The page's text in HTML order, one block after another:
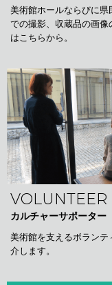
美術館ホールならびに
での撮影、収蔵品の画
はこちらから。
VOLUNTEER
カルチャーサポーター
美術館を支えるボラン
介します。